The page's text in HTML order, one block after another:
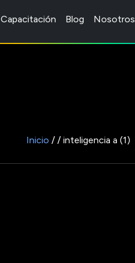
Capacitación Blog Nosotros
Inicio / / inteligencia a (1)